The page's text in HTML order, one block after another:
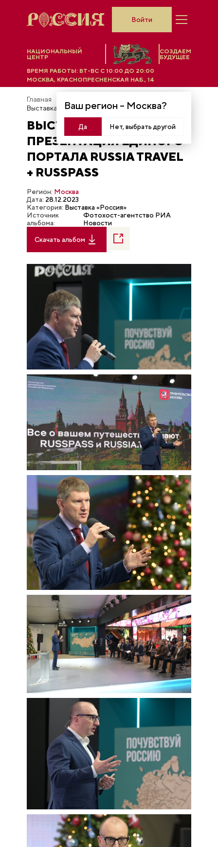
НАЦИОНАЛЬНЫЙ
ЦЕНТР
СОЗДАЕМ
БУДУЩЕЕ
Ваш регион – Москва?
Да Нет, выбрать другой
ВРЕМЯ РАБОТЫ: ВТ-ВС C 10:00 ДО 20:00
МОСКВА, КРАСНОПРЕСНЕНСКАЯ НАБ., 14
Войти
Главная
ВЫСТАВКА "РОССИЯ".
ПРЕЗЕНТАЦИЯ ЕДИНОГО
ПОРТАЛА RUSSIA TRAVEL
+ RUSSPASS
Регион: Москва
Дата: 28.12.2023
Категория: Выставка «Россия»
Источник
альбома:
Фотохост-агентство РИА
Новости
Скачать альбом